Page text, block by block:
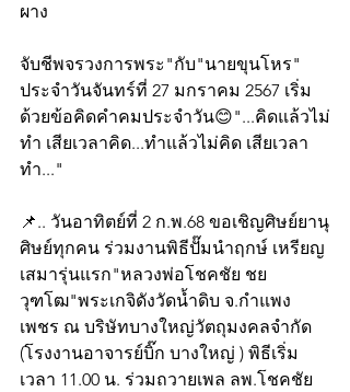
ผาง
จับชีพจรวงการพระ"กับ"นายขุนโหร"
ประจำวันจันทร์ที่ 27 มกราคม 2567 เริ่ม
ด้วยข้อคิดคำคมประจำวัน😊"...คิดแล้วไม่
ทำ เสียเวลาคิด...ทำแล้วไม่คิด เสียเวลา
ทำ..."
📌.. วันอาทิตย์ที่ 2 ก.พ.68 ขอเชิญศิษย์ยานุ
ศิษย์ทุกคน ร่วมงานพิธีปั๊มนำฤกษ์ เหรียญ
เสมารุ่นแรก"หลวงพ่อโชคชัย ชย
วุฑโฒ"พระเกจิดังวัดน้ำดิบ จ.กำแพง
เพชร ณ บริษัทบางใหญ่วัตถุมงคลจำกัด
(โรงงานอาจารย์บิ๊ก บางใหญ่ ) พิธีเริ่ม
เวลา 11.00 น. ร่วมถวายเพล ลพ.โชคชัย